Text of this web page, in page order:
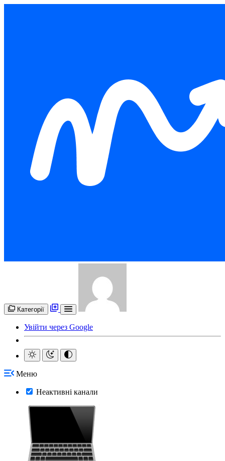
Категорії
Увійти через Google
Меню
Неактивні канали